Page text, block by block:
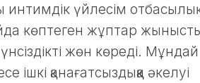
интимдік үйлесім отбасылық
көптеген жұптар
жөн көреді. Мұндай
ішкі қанағатсыздыққа әкелуі